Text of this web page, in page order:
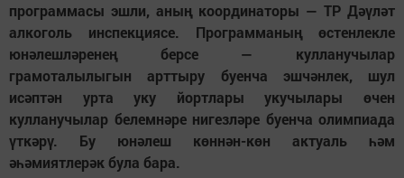
программасы эшли, аның координаторы — ТР Дәүләт
алкоголь инспекциясе. Программаның өстенлекле
юнәлешләренең берсе — кулланучылар
грамоталылыгын арттыру буенча эшчәнлек, шул
исәптән урта уку йортлары укучылары өчен
кулланучылар белемнәре нигезләре буенча олимпиада
үткәрү. Бу юнәлеш көннән-көн актуаль һәм
әһәмиятлерәк була бара.